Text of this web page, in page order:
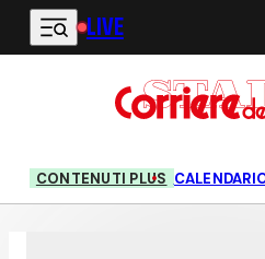
Vai al contenuto principale
LIVE
CONTENUTI PLUS